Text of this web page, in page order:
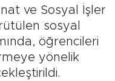
ve Sosyal İşler
sosyal
öğrencileri
yönelik